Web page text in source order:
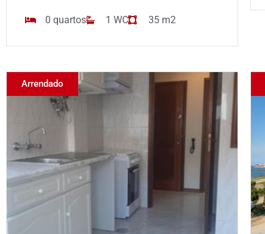
0 quartos 1 WC 35 m2
Arrendado